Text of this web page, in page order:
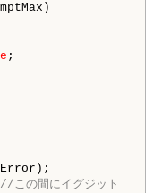
;
//この間にイグジット